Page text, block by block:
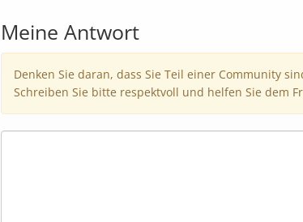
Meine Antwort
Denken Sie daran, dass Sie Teil einer Community
Schreiben Sie bitte respektvoll und helfen Sie dem